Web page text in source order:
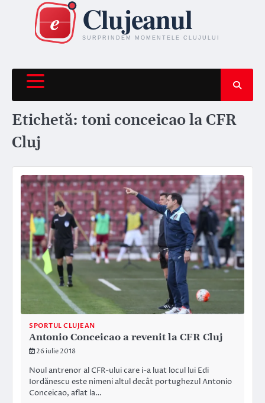
content
Etichetă: toni conceicao la CFR
Cluj
SPORTUL CLUJEAN
Antonio Conceicao a revenit la CFR Cluj
26 iulie 2018
Noul antrenor al CFR-ului care i-a luat locul lui Edi
Iordănescu este nimeni altul decât portughezul Antonio
Conceicao, aflat la…